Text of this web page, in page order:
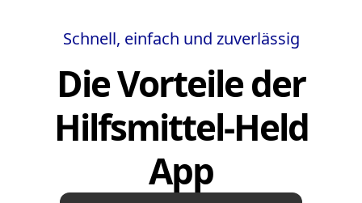
Schnell, einfach und zuverlässig
Die Vorteile der
Hilfsmittel-Held
App